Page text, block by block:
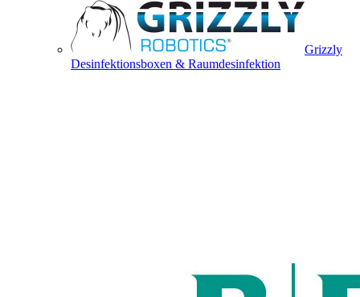
Grizzly
Desinfektionsboxen & Raumdesinfektion